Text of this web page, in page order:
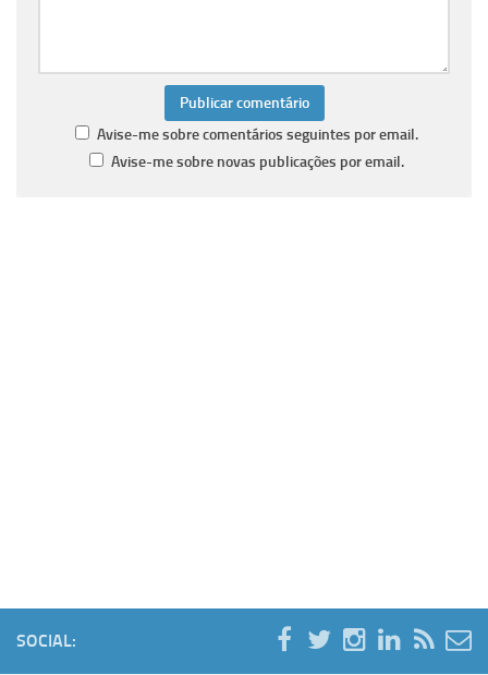
Avise-me sobre comentários seguintes por email.
Avise-me sobre novas publicações por email.
SOCIAL: